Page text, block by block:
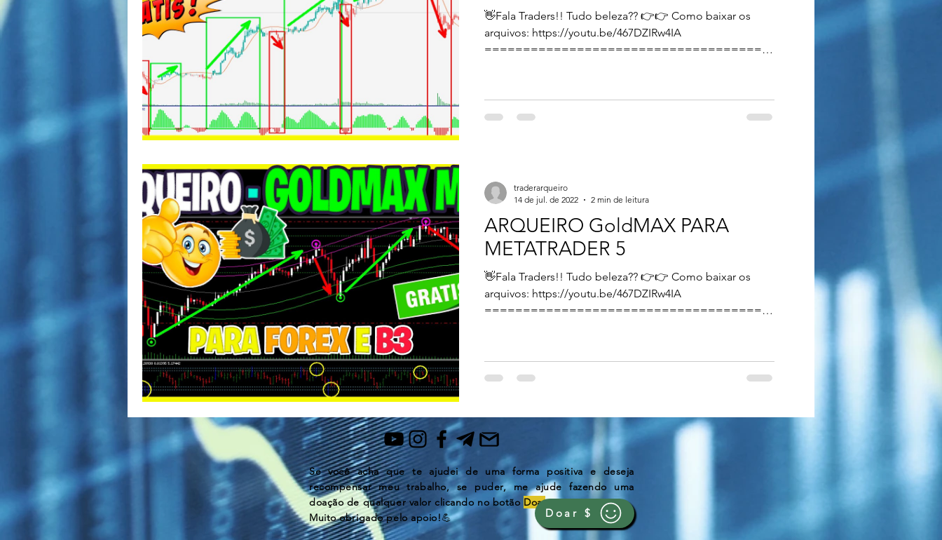
👋Fala Traders!! Tudo beleza?? 👉👉 Como baixar os
arquivos: https://youtu.be/467DZIRw4IA
====================================
ARQUEIRO GoldMAX PARA
METATRADER 5
👋Fala Traders!! Tudo beleza?? 👉👉 Como baixar os
arquivos: https://youtu.be/467DZIRw4IA
====================================
traderarqueiro
14 de jul. de 2022
2 min de leitura
Se você acha que te ajudei de uma forma positiva e deseja
recompensarmeu trabalho, se puder, me ajude fazendo uma
doação de qualquer valor clicando no botão Doar.
Muito obrigado pelo apoio!💪 Doar $